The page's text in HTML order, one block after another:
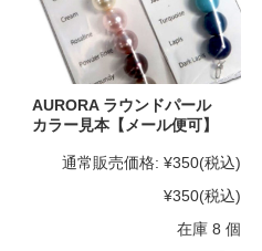
AURORA ラウンドパール
カラー見本【メール便可】
通常販売価格: ¥350(税込)
¥350(税込)
在庫 8 個